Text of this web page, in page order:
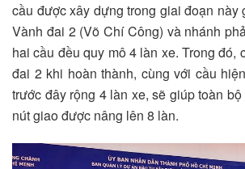
cầu được xây dựng trong giai đoạn này
Vành đai 2 (Võ Chí Công) và nhánh
hai cầu đều quy mô 4 làn xe. Trong đó,
đai 2 khi hoàn thành, cùng với cầu
trước đây rộng 4 làn xe, sẽ giúp toàn
nút giao được nâng lên 8 làn.